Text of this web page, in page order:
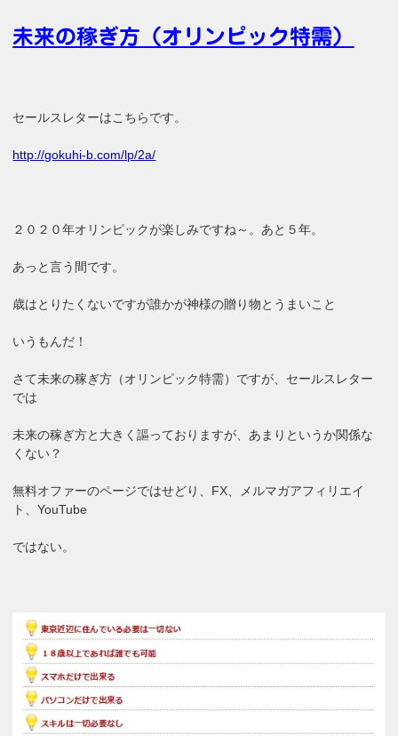
未来の稼ぎ方（オリンピック特需）
セールスレターはこちらです。
http://gokuhi-b.com/lp/2a/
２０２０年オリンピックが楽しみですね～。あと５年。
あっと言う間です。
歳はとりたくないですが誰かが神様の贈り物とうまいこと
いうもんだ！
さて未来の稼ぎ方（オリンピック特需）ですが、セールスレター
では
未来の稼ぎ方と大きく謳っておりますが、あまりというか関係な
くない？
無料オファーのページではせどり、FX、メルマガアフィリエイ
ト、YouTube
ではない。